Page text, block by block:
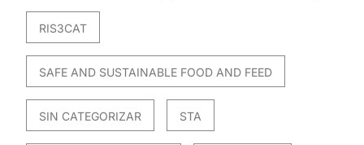
RIS3CAT
SAFE AND SUSTAINABLE FOOD AND FEED
SIN CATEGORIZAR STA